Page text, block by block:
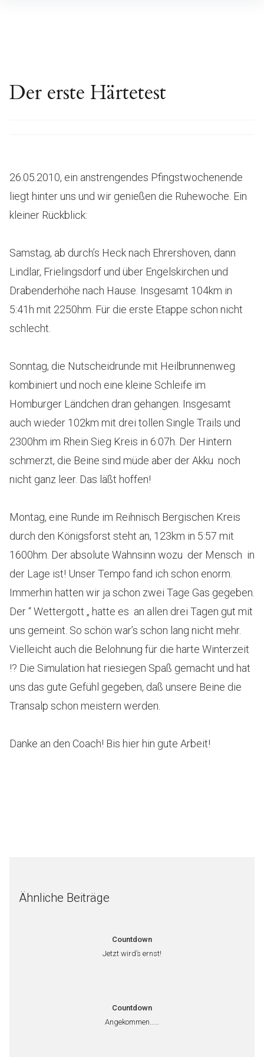
Der erste Härtetest
26.05.2010, ein anstrengendes Pfingstwochenende
liegt hinter uns und wir genießen die Ruhewoche. Ein
kleiner Rückblick:
Samstag, ab durch’s Heck nach Ehrershoven, dann
Lindlar, Frielingsdorf und über Engelskirchen und
Drabenderhöhe nach Hause. Insgesamt 104km in
5:41h mit 2250hm. Für die erste Etappe schon nicht
schlecht.
Sonntag, die Nutscheidrunde mit Heilbrunnenweg
kombiniert und noch eine kleine Schleife im
Homburger Ländchen dran gehangen. Insgesamt
auch wieder 102km mit drei tollen Single Trails und
2300hm im Rhein Sieg Kreis in 6:07h. Der Hintern
schmerzt, die Beine sind müde aber der Akku noch
nicht ganz leer. Das läßt hoffen!
Montag, eine Runde im Reihnisch Bergischen Kreis
durch den Königsforst steht an, 123km in 5:57 mit
1600hm. Der absolute Wahnsinn wozu der Mensch in
der Lage ist! Unser Tempo fand ich schon enorm.
Immerhin hatten wir ja schon zwei Tage Gas gegeben.
Der “ Wettergott „ hatte es an allen drei Tagen gut mit
uns gemeint. So schön war’s schon lang nicht mehr.
Vielleicht auch die Belohnung für die harte Winterzeit
!? Die Simulation hat riesiegen Spaß gemacht und hat
uns das gute Gefühl gegeben, daß unsere Beine die
Transalp schon meistern werden.
Danke an den Coach! Bis hier hin gute Arbeit!
Ähnliche Beiträge
Countdown
Jetzt wird’s ernst!
Countdown
Angekommen……